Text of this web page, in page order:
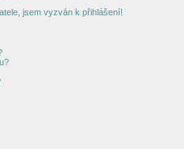
jsem vyzván k přihlášení!